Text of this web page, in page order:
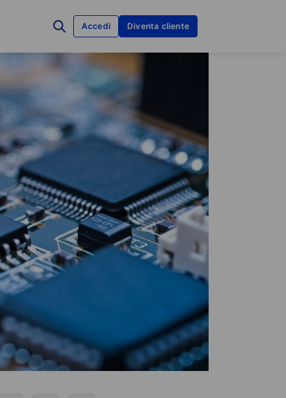
Accedi Diventa cliente